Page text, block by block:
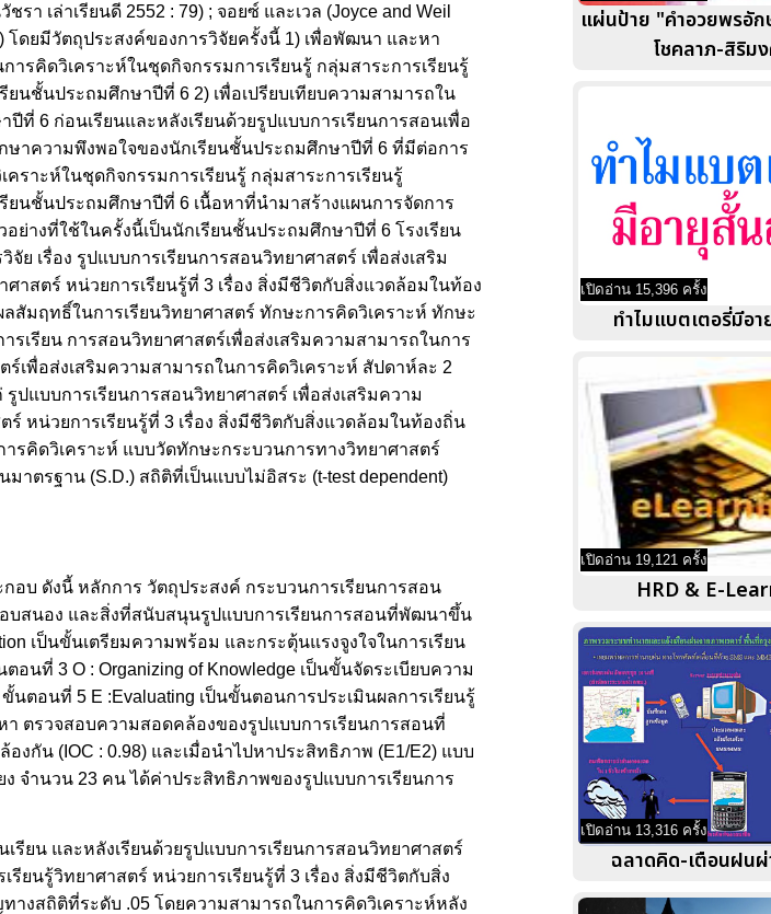
รา เล่าเรียนดี 2552 : 79) ; จอยซ์ และเวล (Joyce and Weil
โดยมีวัตถุประสงค์ของการวิจัยครั้งนี้ 1) เพื่อพัฒนา และหา
รคิดวิเคราะห์ในชุดกิจกรรมการเรียนรู้ กลุ่มสาระการเรียนรู้
นชั้นประถมศึกษาปีที่ 6 2) เพื่อเปรียบเทียบความสามารถใน
6 ก่อนเรียนและหลังเรียนด้วยรูปแบบการเรียนการสอนเพื่อ
ษาความพึงพอใจของนักเรียนชั้นประถมศึกษาปีที่ 6 ที่มีต่อการ
ราะห์ในชุดกิจกรรมการเรียนรู้ กลุ่มสาระการเรียนรู้
ยนชั้นประถมศึกษาปีที่ 6 เนื้อหาที่นำมาสร้างแผนการจัดการ
ย่างที่ใช้ในครั้งนี้เป็นนักเรียนชั้นประถมศึกษาปีที่ 6 โรงเรียน
ย เรื่อง รูปแบบการเรียนการสอนวิทยาศาสตร์ เพื่อส่งเสริม
าสตร์ หน่วยการเรียนรู้ที่ 3 เรื่อง สิ่งมีชีวิตกับสิ่งแวดล้อมในท้อง
สัมฤทธิ์ในการเรียนวิทยาศาสตร์ ทักษะการคิดวิเคราะห์ ทักษะ
เรียน การสอนวิทยาศาสตร์เพื่อส่งเสริมความสามารถในการ
เพื่อส่งเสริมความสามารถในการคิดวิเคราะห์ สัปดาห์ละ 2
ปแบบการเรียนการสอนวิทยาศาสตร์ เพื่อส่งเสริมความ
หน่วยการเรียนรู้ที่ 3 เรื่อง สิ่งมีชีวิตกับสิ่งแวดล้อมในท้องถิ่น
คิดวิเคราะห์ แบบวัดทักษะกระบวนการทางวิทยาศาสตร์
าตรฐาน (S.D.) สถิติที่เป็นแบบไม่อิสระ (t-test dependent)
อบ ดังนี้ หลักการ วัตถุประสงค์ กระบวนการเรียนการสอน
บสนอง และสิ่งที่สนับสนุนรูปแบบการเรียนการสอนที่พัฒนาขึ้น
เป็นขั้นเตรียมความพร้อม และกระตุ้นแรงจูงใจในการเรียน
นที่ 3 O : Organizing of Knowledge เป็นขั้นจัดระเบียบความ
ตอนที่ 5 E :Evaluating เป็นขั้นตอนการประเมินผลการเรียนรู้
ตรวจสอบความสอดคล้องของรูปแบบการเรียนการสอนที่
กัน (IOC : 0.98) และเมื่อนำไปหาประสิทธิภาพ (E1/E2) แบบ
จำนวน 23 คน ได้ค่าประสิทธิภาพของรูปแบบการเรียนการ
ยน และหลังเรียนด้วยรูปแบบการเรียนการสอนวิทยาศาสตร์
ยนรู้วิทยาศาสตร์ หน่วยการเรียนรู้ที่ 3 เรื่อง สิ่งมีชีวิตกับสิ่ง
งสถิติที่ระดับ .05 โดยความสามารถในการคิดวิเคราะห์หลัง
แผ่นป้าย "คำอวยพรอัก
โชคลาภ-สิริม
เปิดอ่าน 15,396 ครั้ง
ทำไมแบตเตอรี่มีอ
เปิดอ่าน 19,121 ครั้ง
HRD & E-
เปิดอ่าน 13,316 ครั้ง
ฉลาดคิด-เตือนฝน